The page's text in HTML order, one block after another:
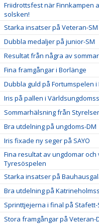
Friidrottsfest när Finnkampen
solsken!
Starka insatser på Veteran-SM
Dubbla medaljer på junior-SM
Resultat från några av
Fina framgångar i Borlänge
Dubbla guld på Fortumspelen i
Iris på pallen i
Sommarhälsning från
Bra utdelning på ungdoms-DM
Iris fixade ny seger på SAYO
Fina resultat av ungdomar
Tyresöspelen
Starka insatser på
Bra utdelning på
Sprinttjejerna i final på Stafett-
Stora framgångar på Veteran-